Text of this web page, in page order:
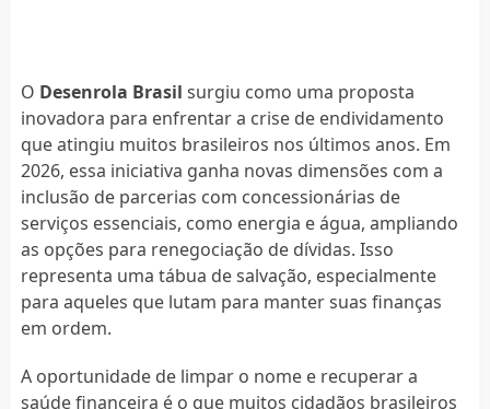
O Desenrola Brasil surgiu como uma proposta
inovadora para enfrentar a crise de endividamento
que atingiu muitos brasileiros nos últimos anos. Em
2026, essa iniciativa ganha novas dimensões com a
inclusão de parcerias com concessionárias de
serviços essenciais, como energia e água, ampliando
as opções para renegociação de dívidas. Isso
representa uma tábua de salvação, especialmente
para aqueles que lutam para manter suas finanças
em ordem.
A oportunidade de limpar o nome e recuperar a
saúde financeira é o que muitos cidadãos brasileiros